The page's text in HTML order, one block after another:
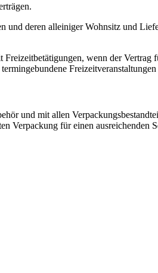
und deren alleiniger Wohnsitz und
wenn der Vertrag
und mit allen
Verpackung für einen ausreichenden